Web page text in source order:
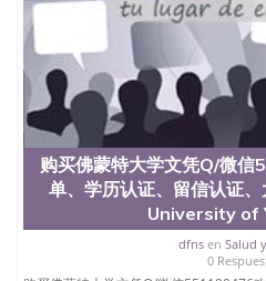
购买佛蒙特大学文凭Q/微
单、学历认证、留信认证
University of
dfnsen Salud
0